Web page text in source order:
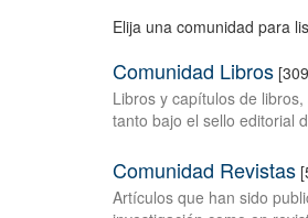
Elija una comunidad para
Comunidad Libros
Libros y capítulos de
tanto bajo el sello editorial
Comunidad Revistas
Artículos que han sido